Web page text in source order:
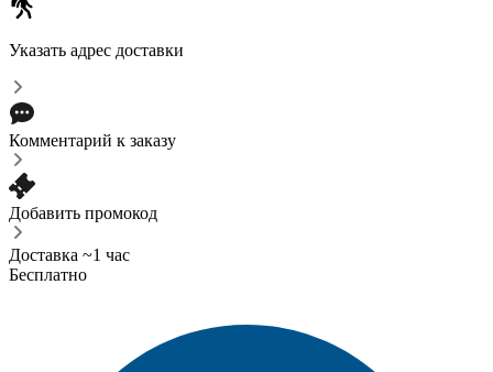
Указать адрес доставки
Комментарий к заказу
Добавить промокод
Доставка ~1 час
Бесплатно